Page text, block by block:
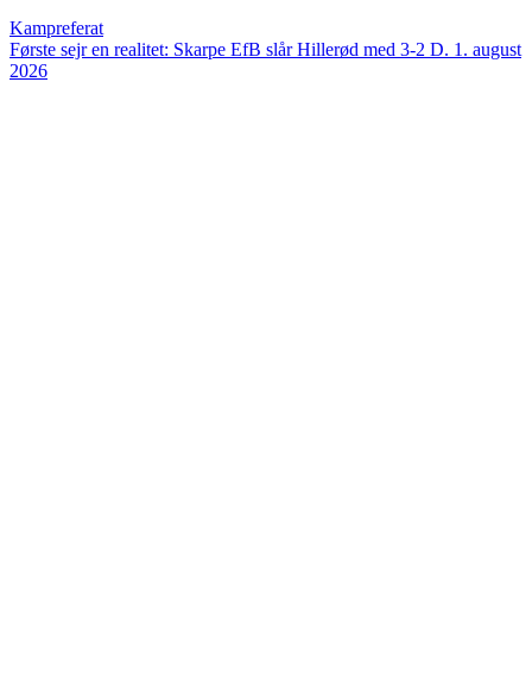
Kampreferat
Første sejr en realitet: Skarpe EfB slår Hillerød med 3-2 D. 1. august
2026